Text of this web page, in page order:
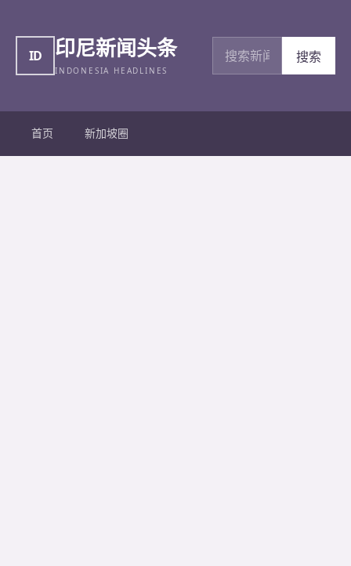
ID 印尼新闻头条
INDONESIA HEADLINES
搜索新闻
搜索
首页 新加坡圈